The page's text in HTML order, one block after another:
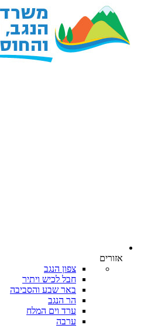
אזורים
צפון הנגב
חבל לכיש ויתיר
באר שבע והסביבה
הר הנגב
ערד וים המלח
ערבה